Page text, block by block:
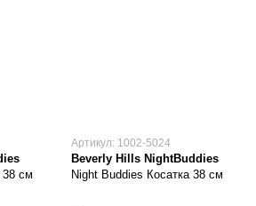
38 см
Артикул: 1002-5024
Beverly Hills NightBuddies
Night Buddies Косатка 38 см